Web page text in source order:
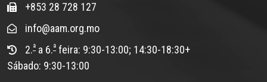
+853 28 728 127
info@aam.org.mo
2.ª a 6.ª feira: 9:30-13:00; 14:30-18:30+
Sábado: 9:30-13:00